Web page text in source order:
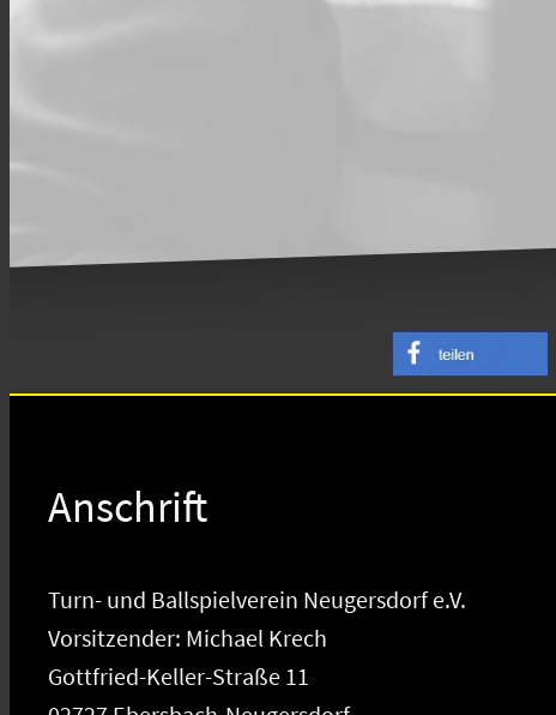
Anschrift
Turn- und Ballspielverein Neugersdorf e.V.
Vorsitzender: Michael Krech
Gottfried-Keller-Straße 11